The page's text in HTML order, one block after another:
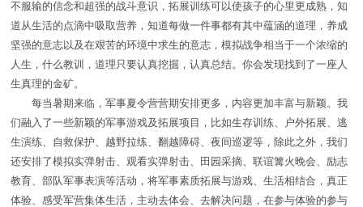
不服输的信念和超强的战斗意识，拓展训练可以使孩子的心里更成熟，知
道从生活的点滴中吸取营养，知道每做一件事都有其中蕴涵的道理，养成
坚强的意志以及在艰苦的环境中求生的意志，模拟战争相当于一个浓缩的
人生，什么教训，道理只要认真挖掘，认真总结。你会发现找到了一座人
生真理的金矿。
每当暑期来临，军事夏令营营期安排更多，内容更加丰富与新颖。我
们融入了一些新颖的军事游戏及拓展项目，比如生存训练、户外拓展、逃
生演练、自救保护、越野拉练、翻越障碍、夜间巡逻等，除此之外，我们
还安排了模拟实弹射击、观看实弹射击、田园采摘、联谊篝火晚会、励志
教育、部队军事表演等活动，将军事素质拓展与游戏、生活相结合，真正
体验、感受军营集体生活，主动去体会、去解决问题，在参与体验的参与